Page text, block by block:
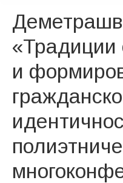
«Традиции
и